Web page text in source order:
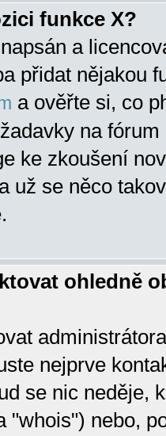
funkce X?
a
přidat nějakou
a ověřte si, co
na
ke zkoušení
už se něco
ohledně
nejprve
se nic neděje,
"whois") nebo,